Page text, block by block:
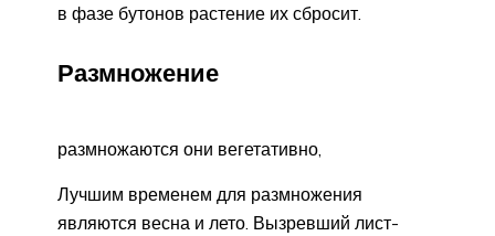
в фазе бутонов растение их сбросит.
Размножение
размножаются они вегетативно,
Лучшим временем для размножения
являются весна и лето. Вызревший лист-